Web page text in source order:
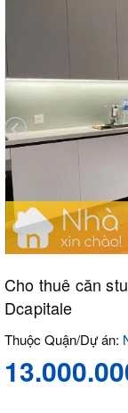
Cho thuê căn
Dcapitale
Thuộc Quận/Dự án: